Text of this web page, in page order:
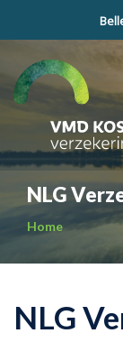
NLG
Home
NLG